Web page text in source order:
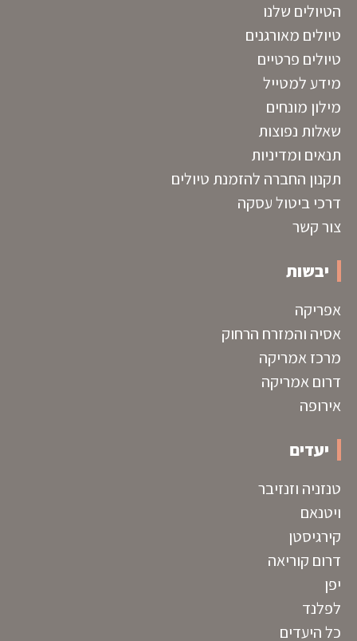
הטיולים שלנו
טיולים מאורגנים
טיולים פרטיים
מידע למטייל
מילון מונחים
שאלות נפוצות
תנאים ומדיניות
תקנון החברה להזמנת טיולים
דרכי ביטול עסקה
צור קשר
יבשות
אפריקה
אסיה והמזרח הרחוק
מרכז אמריקה
דרום אמריקה
אירופה
יעדים
טנזניה וזנזיבר
ויטנאם
קירגיסטן
דרום קוריאה
יפן
לפלנד
כל היעדים